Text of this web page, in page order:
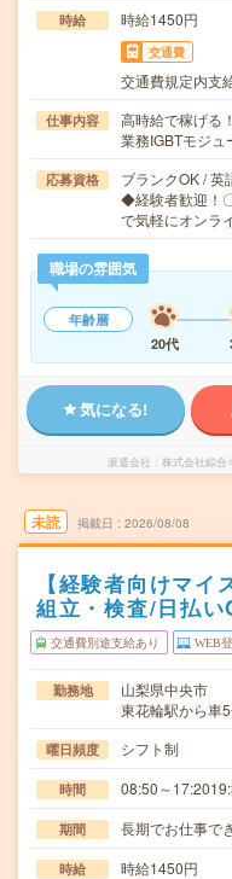
時給 時給1450円
交通費
交通費規定内支
仕事内容
高時給で稼げる
業務IGBTモジ
応募資格
ブランクOK / 英
◆経験者歓迎！
で気軽にオンラ
職場の雰囲気
年齢層
20代
気になる!
派遣会社 株式会社綜合
未読 掲載日 2026/08/08
【経験者向けマ
組立・検査/日払い
交通費別途支給あり WEB
勤務地
山梨県中央市
東花輪駅から車
曜日頻度 シフト制
時間 08:50～
期間 長期でお仕事で
時給 時給1450円